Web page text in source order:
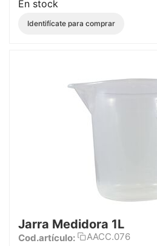
En stock
Identifícate para comprar
Jarra Medidora 1L
Cod.artículo:
AACC.076